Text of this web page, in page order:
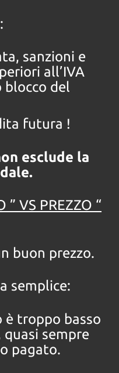
sanzioni e
all’IVA
blocco del
futura !
esclude la
” VS PREZZO “
buon prezzo.
semplice:
è troppo basso
sempre
pagato.